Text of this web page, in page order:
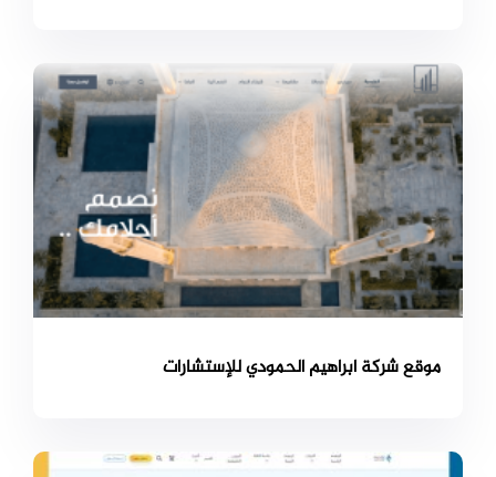
موقع شركة ابراهيم الحمودي للإستشارات